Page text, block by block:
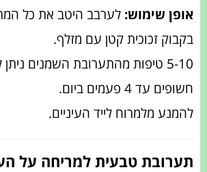
אופן שימוש: לערבב היטב את כל
בקבוק זכוכית קטן עם מזלף.
5-10 טיפות מהתערובת השמנים
חשופים עד 4 פעמים ביום.
להמנע מלמרוח לייד העיניים.
תערובת טבעית למריחה על